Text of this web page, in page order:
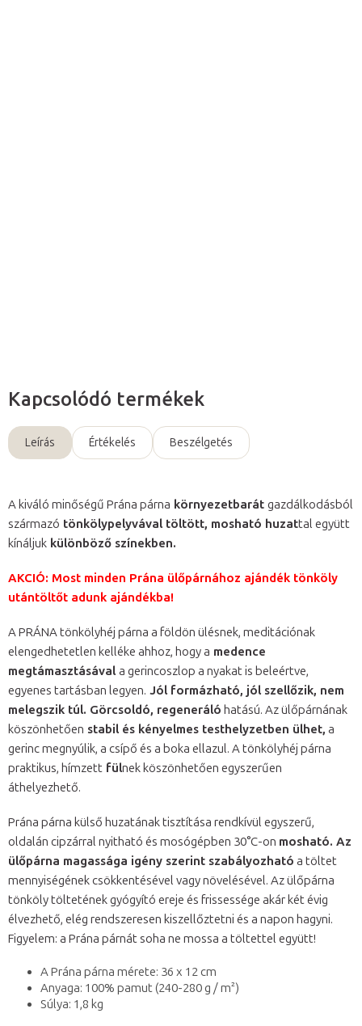
Kapcsolódó termékek
Leírás Értékelés Beszélgetés
A kiváló minőségű Prána párna környezetbarát gazdálkodásból
származó tönkölypelyvával töltött, mosható huzattal együtt
kínáljuk különböző színekben.
AKCIÓ: Most minden Prána ülőpárnához ajándék tönköly
utántöltőt adunk ajándékba!
A PRÁNA tönkölyhéj párna a földön ülésnek, meditációnak
elengedhetetlen kelléke ahhoz, hogy a medence
megtámasztásával a gerincoszlop a nyakat is beleértve,
egyenes tartásban legyen. Jól formázható, jól szellőzik, nem
melegszik túl. Görcsoldó, regeneráló hatású. Az ülőpárnának
köszönhetően stabil és kényelmes testhelyzetben ülhet, a
gerinc megnyúlik, a csípő és a boka ellazul. A tönkölyhéj párna
praktikus, hímzett fülnek köszönhetően egyszerűen
áthelyezhető.
Prána párna külső huzatának tisztítása rendkívül egyszerű,
oldalán cipzárral nyitható és mosógépben 30°C-on mosható. Az
ülőpárna magassága igény szerint szabályozható a töltet
mennyiségének csökkentésével vagy növelésével. Az ülőpárna
tönköly töltetének gyógyító ereje és frissessége akár két évig
élvezhető, elég rendszeresen kiszellőztetni és a napon hagyni.
Figyelem: a Prána párnát soha ne mossa a töltettel együtt!
A Prána párna mérete: 36 x 12 cm
Anyaga: 100% pamut (240-280 g / m²)
Súlya: 1,8 kg